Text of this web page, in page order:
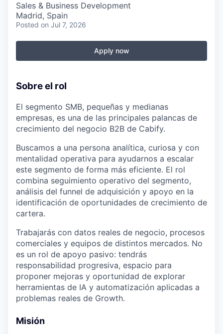
Sales & Business Development
Madrid, Spain
Posted on Jul 7, 2026
Apply now
Sobre el rol
El segmento SMB, pequeñas y medianas
empresas, es una de las principales palancas de
crecimiento del negocio B2B de Cabify.
Buscamos a una persona analítica, curiosa y con
mentalidad operativa para ayudarnos a escalar
este segmento de forma más eficiente. El rol
combina seguimiento operativo del segmento,
análisis del funnel de adquisición y apoyo en la
identificación de oportunidades de crecimiento de
cartera.
Trabajarás con datos reales de negocio, procesos
comerciales y equipos de distintos mercados. No
es un rol de apoyo pasivo: tendrás
responsabilidad progresiva, espacio para
proponer mejoras y oportunidad de explorar
herramientas de IA y automatización aplicadas a
problemas reales de Growth.
Misión